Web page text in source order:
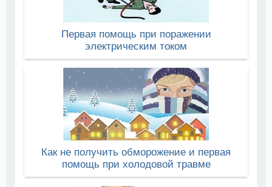
Первая помощь при поражении
электрическим током
Как не получить обморожение и первая
помощь при холодовой травме